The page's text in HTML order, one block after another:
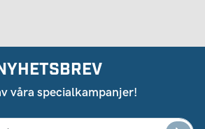
våra specialkampanjer!